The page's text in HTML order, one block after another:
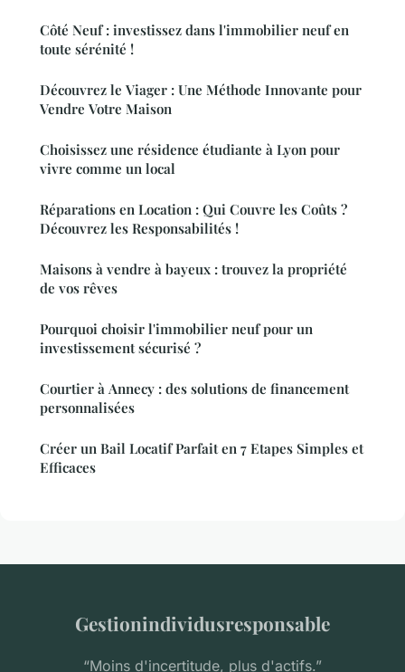
Côté Neuf : investissez dans l'immobilier neuf en
toute sérénité !
Découvrez le Viager : Une Méthode Innovante pour
Vendre Votre Maison
Choisissez une résidence étudiante à Lyon pour
vivre comme un local
Réparations en Location : Qui Couvre les Coûts ?
Découvrez les Responsabilités !
Maisons à vendre à bayeux : trouvez la propriété
de vos rêves
Pourquoi choisir l'immobilier neuf pour un
investissement sécurisé ?
Courtier à Annecy : des solutions de financement
personnalisées
Créer un Bail Locatif Parfait en 7 Etapes Simples et
Efficaces
Gestionindividusresponsable
“Moins d'incertitude, plus d'actifs.”